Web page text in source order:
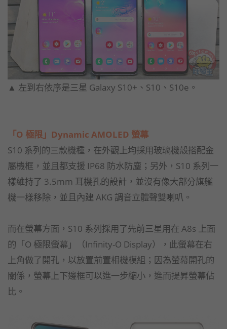
▲ 左到右依序是三星 Galaxy S10+、S10、S10e。
「O 極限」Dynamic AMOLED 螢幕
S10 系列的三款機種，在外觀上均採用玻璃機殼搭配金
屬機框，並且都支援 IP68 防水防塵；另外，S10 系列一
樣維持了 3.5mm 耳機孔的設計，並沒有像大部分旗艦
機一樣移除，並且內建 AKG 調音立體聲雙喇叭。
而在螢幕方面，S10 系列採用了先前三星用在 A8s 上面
的「O 極限螢幕」（Infinity-O Display），此螢幕在右
上角做了開孔，以放置前置相機模組；因為螢幕開孔的
關係，螢幕上下邊框可以進一步縮小，進而提昇螢幕佔
比。